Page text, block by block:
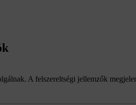
A felszereltségi jellemzők